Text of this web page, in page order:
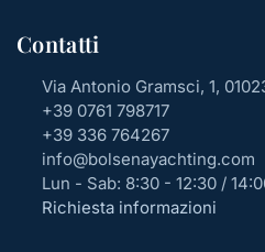
Contatti
Via Antonio Gramsci, 1,
+39 0761 798717
+39 336 764267
info@bolsenayachting.com
Lun - Sab: 8:30 - 12:30 /
Richiesta informazioni